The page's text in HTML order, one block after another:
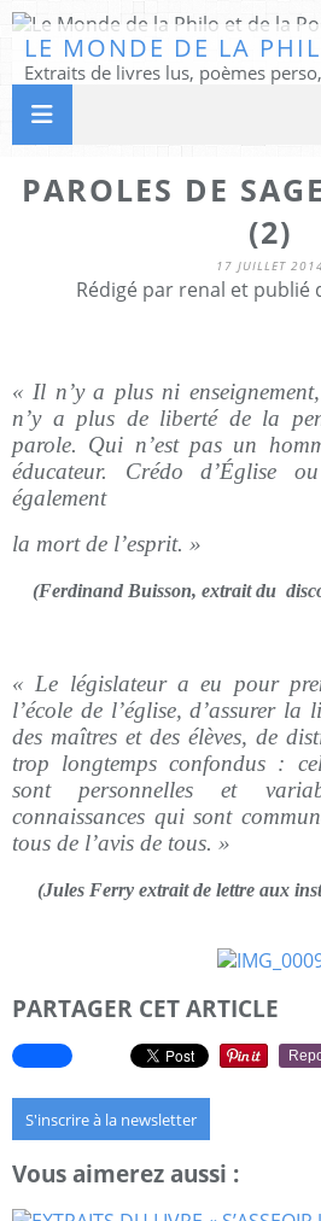
PAROLES DE
(2)
17 JUILLET 2014
Rédigé par renal et publié
« Il n’y a plus ni
n’y a plus de liberté de la
parole. Qui n’est pas un
éducateur. Crédo d’Église
également
la mort de l’esprit. »
(Ferdinand Buisson, extrait du
« Le législateur a eu pour
l’école de l’église, d’assurer la
des maîtres et des élèves, de
trop longtemps confondus :
sont personnelles et
connaissances qui sont
tous de l’avis de tous. »
(Jules Ferry extrait de lettre aux
PARTAGER CET ARTICLE
S'inscrire à la newsletter
Vous aimerez aussi :